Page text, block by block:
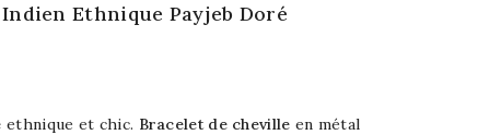
Ethnique Payjeb Doré
ethnique et chic. Bracelet de cheville en métal